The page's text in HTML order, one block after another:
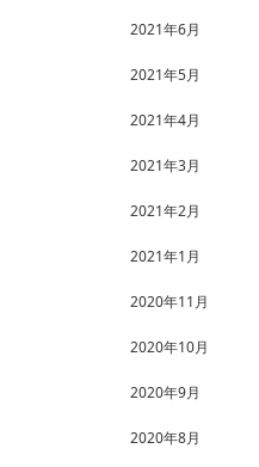
2021年6月
2021年5月
2021年4月
2021年3月
2021年2月
2021年1月
2020年11月
2020年10月
2020年9月
2020年8月